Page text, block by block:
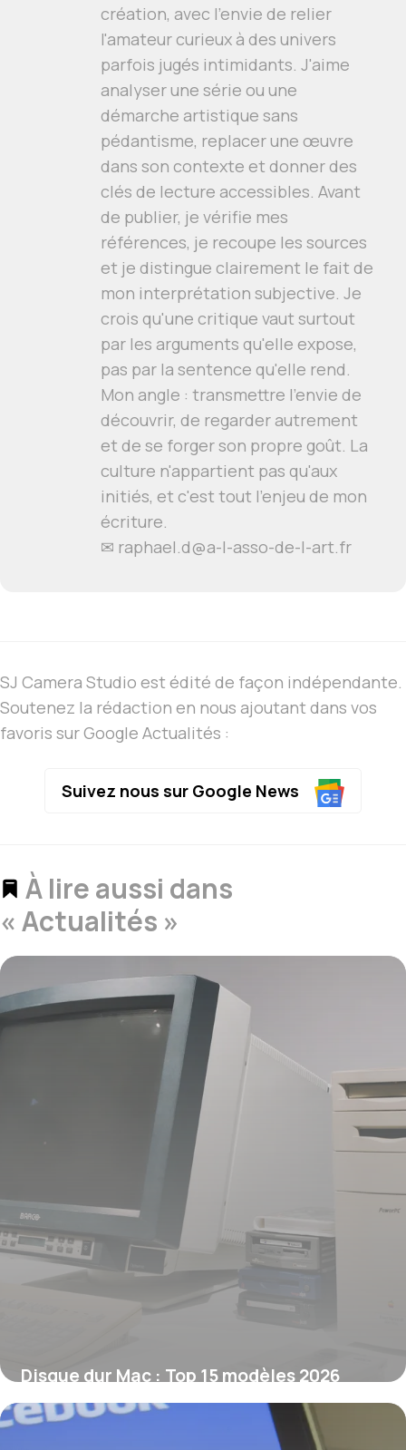
création, avec l'envie de relier
l'amateur curieux à des univers
parfois jugés intimidants. J'aime
analyser une série ou une
démarche artistique sans
pédantisme, replacer une œuvre
dans son contexte et donner des
clés de lecture accessibles. Avant
de publier, je vérifie mes
références, je recoupe les sources
et je distingue clairement le fait de
mon interprétation subjective. Je
crois qu'une critique vaut surtout
par les arguments qu'elle expose,
pas par la sentence qu'elle rend.
Mon angle : transmettre l'envie de
découvrir, de regarder autrement
et de se forger son propre goût. La
culture n'appartient pas qu'aux
initiés, et c'est tout l'enjeu de mon
écriture.
✉ raphael.d@a-l-asso-de-l-art.fr
SJ Camera Studio est édité de façon indépendante.
Soutenez la rédaction en nous ajoutant dans vos
favoris sur Google Actualités :
Suivez nous sur Google News
À lire aussi dans
« Actualités »
Disque dur Mac : Top 15 modèles 2026
10 juin 2026